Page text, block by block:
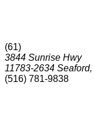
(61)
3844 Sunrise Hwy
11783-2634 Seaford,
(516) 781-9838